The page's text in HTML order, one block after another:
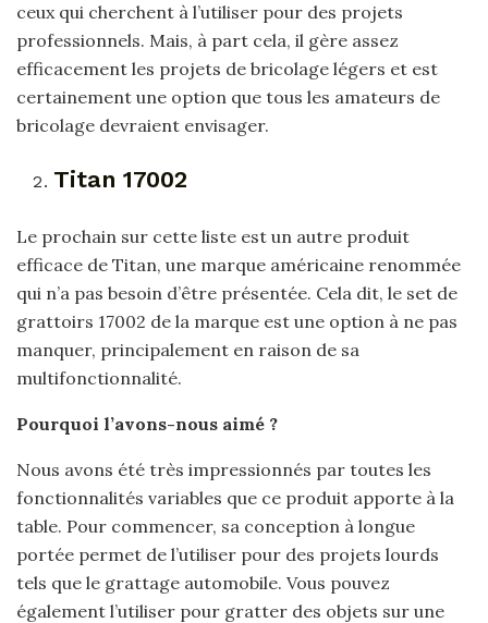
ceux qui cherchent à l’utiliser pour des projets
professionnels. Mais, à part cela, il gère assez
efficacement les projets de bricolage légers et est
certainement une option que tous les amateurs de
bricolage devraient envisager.
Titan 17002
Le prochain sur cette liste est un autre produit
efficace de Titan, une marque américaine renommée
qui n’a pas besoin d’être présentée. Cela dit, le set de
grattoirs 17002 de la marque est une option à ne pas
manquer, principalement en raison de sa
multifonctionnalité.
Pourquoi l’avons-nous aimé ?
Nous avons été très impressionnés par toutes les
fonctionnalités variables que ce produit apporte à la
table. Pour commencer, sa conception à longue
portée permet de l’utiliser pour des projets lourds
tels que le grattage automobile. Vous pouvez
également l’utiliser pour gratter des objets sur une